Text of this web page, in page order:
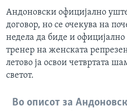
Андоновски официјално
договор, но се очекува на
недела да биде и официјално
тренер на женската
летово ја освои четвртата
светот.
Во описот за